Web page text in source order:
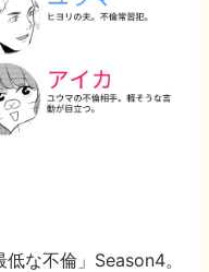
な不倫」Season4。